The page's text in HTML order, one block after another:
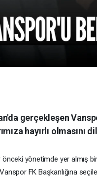
gerçekleşen
hayırlı olmasını
önceki yönetimde yer almış
FK Başkanlığına